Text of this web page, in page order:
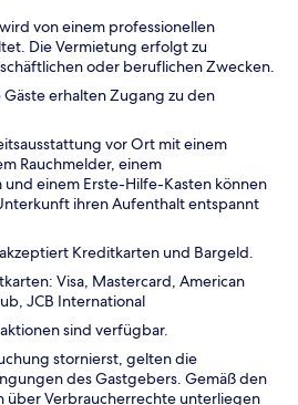
von einem professionellen
Die Vermietung erfolgt zu
oder beruflichen Zwecken.
erhalten Zugang zu den
vor Ort mit einem
Rauchmelder, einem
und einem Erste-Hilfe-Kasten können
ihren Aufenthalt entspannt
Kreditkarten und Bargeld.
Visa, Mastercard, American
JCB International
sind verfügbar.
stornierst, gelten die
des Gastgebers. Gemäß den
über Verbraucherrechte unterliegen